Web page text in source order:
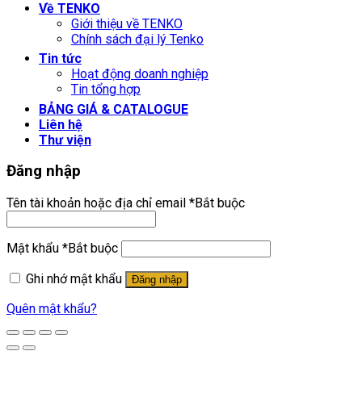
Về TENKO
Giới thiệu về TENKO
Chính sách đại lý Tenko
Tin tức
Hoạt động doanh nghiệp
Tin tổng hợp
BẢNG GIÁ & CATALOGUE
Liên hệ
Thư viện
Đăng nhập
Tên tài khoản hoặc địa chỉ email *Bắt buộc
Mật khẩu *Bắt buộc
Ghi nhớ mật khẩu
Đăng nhập
Quên mật khẩu?